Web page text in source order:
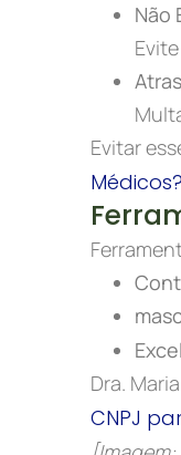
Não
Evitar
Médicos?
Excel
Dra.
CNPJ